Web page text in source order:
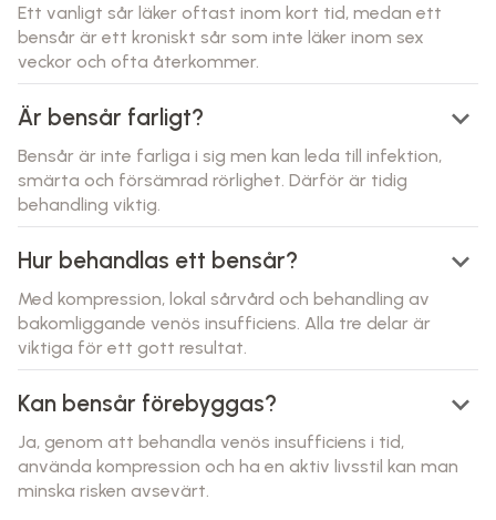
Ett vanligt sår läker oftast inom kort tid, medan ett
bensår är ett kroniskt sår som inte läker inom sex
veckor och ofta återkommer.
Är bensår farligt? keyboard_arrow_down
Bensår är inte farliga i sig men kan leda till infektion,
smärta och försämrad rörlighet. Därför är tidig
behandling viktig.
Hur behandlas ett bensår? keyboard_arrow_down
Med kompression, lokal sårvård och behandling av
bakomliggande venös insufficiens. Alla tre delar är
viktiga för ett gott resultat.
Kan bensår förebyggas? keyboard_arrow_down
Ja, genom att behandla venös insufficiens i tid,
använda kompression och ha en aktiv livsstil kan man
minska risken avsevärt.